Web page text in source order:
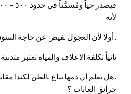
فيصدر حياً ومُسمَّناً في حدود ٥٠٠ – ٦٠٠ $
لأنه
. أولا لأن العجول تفيض عن حاجة
ثانياُ تكلفة الاعلاف والمياه تعتبر
حرائق الغابات ؟